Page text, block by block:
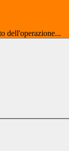
dell'operazione...